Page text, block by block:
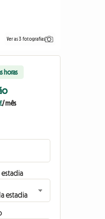
Ver as 3 fotografias
horas
/ mês